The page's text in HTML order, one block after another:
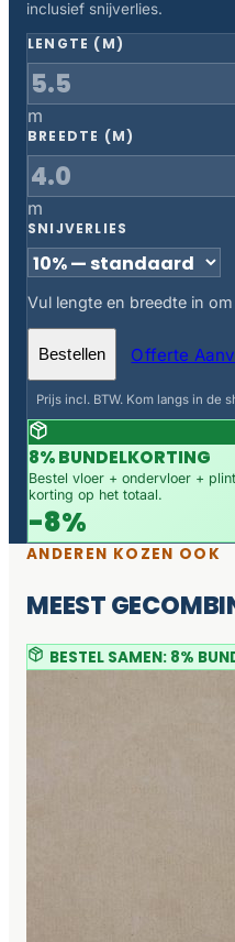
inclusief snijverlies.
LENGTE (M)
m
BREEDTE (M)
m
SNIJVERLIES
Vul lengte en breedte in
Bestellen Offerte
Prijs incl. BTW. Kom langs in de
8% BUNDELKORTING
Bestel vloer + ondervloer +
korting op het totaal.
-8%
ANDEREN KOZEN OOK
MEEST
BESTEL SAMEN: 8%